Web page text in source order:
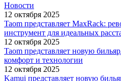
Новости
12 октября 2025
Taom представляет MaxRack:
инструмент для идеальных
12 октября 2025
Taom представляет новую
комфорт и технологии
12 октября 2025
Kamui представляет новую